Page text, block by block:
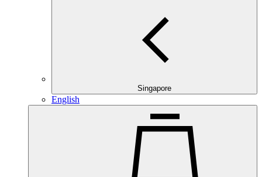
Singapore
English